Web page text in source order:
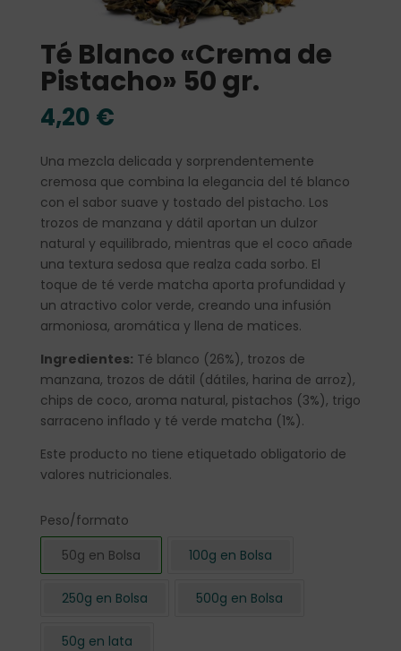
Té Blanco «Crema de
Pistacho» 50 gr.
4,20 €
Una mezcla delicada y sorprendentemente
cremosa que combina la elegancia del té blanco
con el sabor suave y tostado del pistacho. Los
trozos de manzana y dátil aportan un dulzor
natural y equilibrado, mientras que el coco añade
una textura sedosa que realza cada sorbo. El
toque de té verde matcha aporta profundidad y
un atractivo color verde, creando una infusión
armoniosa, aromática y llena de matices.
Ingredientes: Té blanco (26%), trozos de
manzana, trozos de dátil (dátiles, harina de arroz),
chips de coco, aroma natural, pistachos (3%), trigo
sarraceno inflado y té verde matcha (1%).
Este producto no tiene etiquetado obligatorio de
valores nutricionales.
Peso/formato
50g en Bolsa
100g en Bolsa
250g en Bolsa 500g en Bolsa
50g en lata